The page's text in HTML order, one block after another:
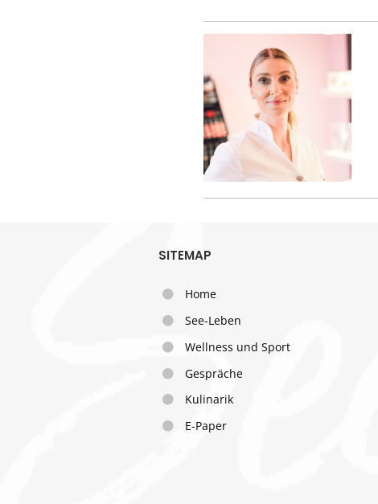
SITEMAP
Home
See-Leben
Wellness und Sport
Gespräche
Kulinarik
E-Paper